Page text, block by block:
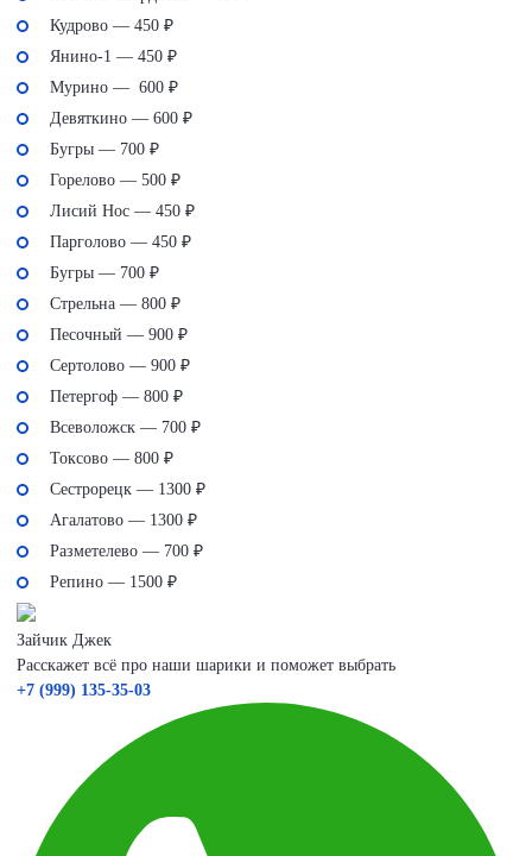
Кудрово — 450 ₽
Янино-1 — 450 ₽
Мурино — 600 ₽
Девяткино — 600 ₽
Бугры — 700 ₽
Горелово — 500 ₽
Лисий Нос — 450 ₽
Парголово — 450 ₽
Бугры — 700 ₽
Стрельна — 800 ₽
Песочный — 900 ₽
Сертолово — 900 ₽
Петергоф — 800 ₽
Всеволожск — 700 ₽
Токсово — 800 ₽
Сестрорецк — 1300 ₽
Агалатово — 1300 ₽
Разметелево — 700 ₽
Репино — 1500 ₽
Зайчик Джек
Расскажет всё про наши шарики и поможет выбрать
+7 (999) 135-35-03